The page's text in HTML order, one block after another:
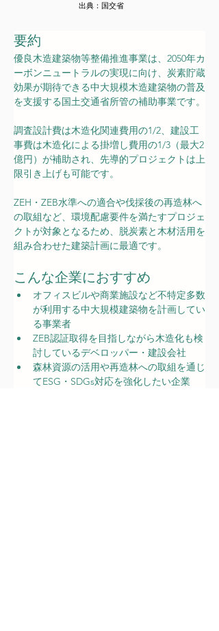
出典： 国交省
要約
優良木造建築物等整備推進事業は、2050年カ
ーボンニュートラルの実現に向け、炭素貯蔵
効果が期待できる中大規模木造建築物の普及
を支援する国土交通省所管の補助事業です。
調査設計費は木造化関連費用の1/2、建設工
事費は木造化による掛増し費用の1/3（最大2
億円）が補助され、先導的プロジェクトは上
限引き上げも可能です。
ZEH・ZEB水準への適合や伐採後の再造林へ
の取組など、環境配慮要件を満たすプロジェ
クトが対象となるため、脱炭素と木材活用を
組み合わせた建築計画に最適です。
こんな企業におすすめ
オフィスビルや商業施設など不特定多数
が利用する中大規模建築物を計画してい
る事業者
ZEB認証取得を目指しながら木造化も検
討しているデベロッパー・建設会社
森林資源の活用や再造林への取組を通じ
てESG・SDGs対応を強化したい企業